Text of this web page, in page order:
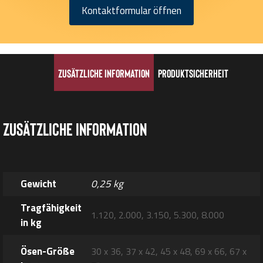
Kontaktformular öffnen
Zusätzliche Information Produktsicherheit
Zusätzliche Information
Gewicht
0,25 kg
Tragfähigkeit
in kg
1.120, 2.000, 3.150, 5.300, 8.000
Ösen-Größe
30 x 36, 37 x 42, 45 x 48, 69 x 66, 67 x